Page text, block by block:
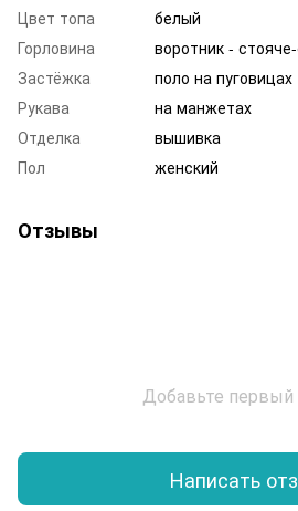
Цвет топа
белый
Горловина
воротник -
Застёжка
поло на пуговицах
Рукава
на манжетах
Отделка
вышивка
Пол
женский
Отзывы
Добавьте
Написать